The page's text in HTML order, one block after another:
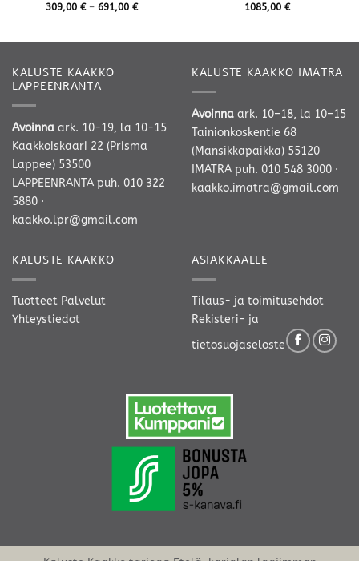
309,00 € – 691,00 €Hintaluokka:
1085,00 €
KALUSTE KAAKKO
LAPPEENRANTA
Avoinna ark. 10-19, la 10-15
Kaakkoiskaari 22 (Prisma
Lappee) 53500
LAPPEENRANTA puh. 010 322
5880 ·
kaakko.lpr@gmail.com
KALUSTE KAAKKO IMATRA
Avoinna ark. 10–18, la 10–15
Tainionkoskentie 68
(Mansikkapaikka) 55120
IMATRA puh. 010 548 3000 ·
kaakko.imatra@gmail.com
KALUSTE KAAKKO
Tuotteet Palvelut
Yhteystiedot
ASIAKKAALLE
Tilaus- ja toimitusehdot
Rekisteri- ja
tietosuojaseloste